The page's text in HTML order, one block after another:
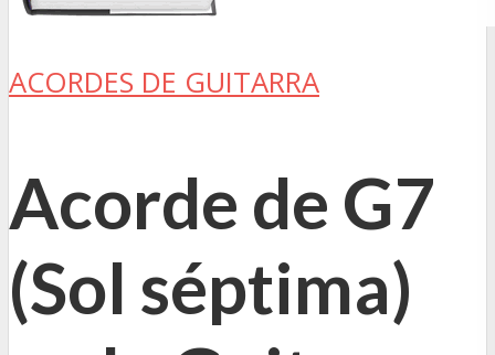
ACORDES DE GUITARRA
Acorde de G7
(Sol séptima)